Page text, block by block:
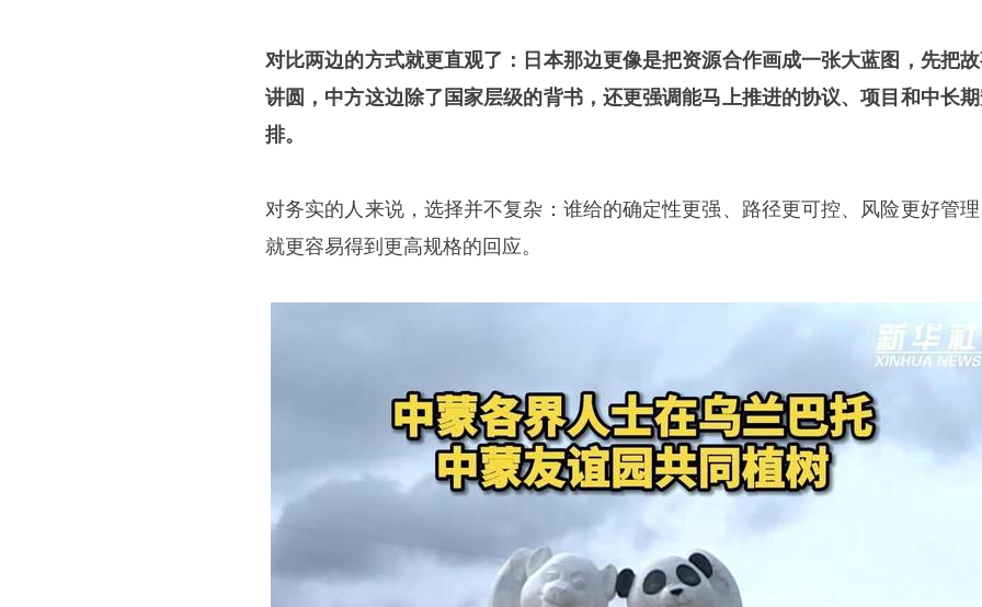
对比两边的方式就更直观了：日本那边更像是把资源合作画成一张大蓝图，先把
讲圆，中方这边除了国家层级的背书，还更强调能马上推进的协议、项目和中长
排。
对务实的人来说，选择并不复杂：谁给的确定性更强、路径更可控、风险更好管
就更容易得到更高规格的回应。